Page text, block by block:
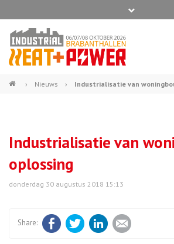
beurs@54events.nl
› Nieuws › Industrialisatie van
Industrialisatie van
oplossing
donderdag 30 augustus 2018 15:13
FacebookTwitter LinkedIn